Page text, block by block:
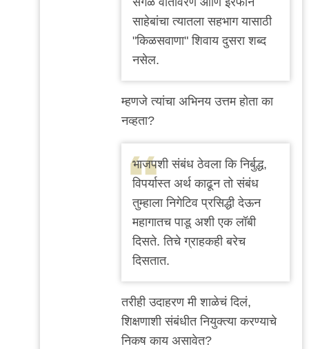
इरफान
साहेब
by
साहेबांचा त्यातला सहभाग यासाठी
"किळसवाणा" शिवाय दुसरा शब्द
नसेल.
म्हणजे त्यांचा अभिनय उत्तम होता का
नव्हता?
भाजपशी संबंध ठेवला कि निर्बुद्ध,
विपर्यास्त अर्थ काढून तो संबंध
तुम्हाला निगेटिव प्रसिद्धी देऊन
महागातच पाडू अशी एक लॉबी
दिसते. तिचे ग्राहकही बरेच
दिसतात.
तरीही उदाहरण मी शाळेचं दिलं,
शिक्षणाशी संबंधीत नियुक्त्या करण्याचे
निकष काय असावेत?